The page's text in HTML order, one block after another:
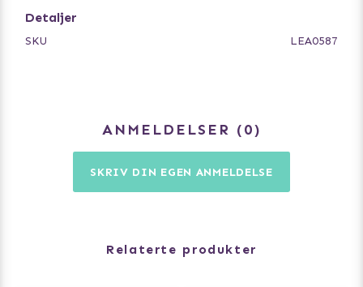
160cm alsidig hundeline med tyk og blød polyester
Inkluderer vores Pouch Organizer™ linetaske til bekvem
Fire trafik-håndtag i forskellig længde for hurtig og
Detaljer
SKU LEA0587
ANMELDELSER 0
SKRIV DIN EGEN ANMELDELSE
Relaterte produkter